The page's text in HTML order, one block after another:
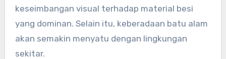
keseimbangan visual terhadap material besi
yang dominan. Selain itu, keberadaan batu alam
akan semakin menyatu dengan lingkungan
sekitar.